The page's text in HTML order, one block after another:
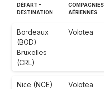
DÉPART -
DESTINATION
COMPAGNIES
AÉRIENNES
Bordeaux
(BOD)
Bruxelles
(CRL)
Volotea
Nice (NCE)
Volotea